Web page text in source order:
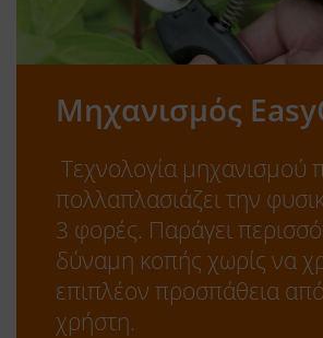
Μηχανισμός
Τεχνολογία μηχανισμού
πολλαπλασιάζει την
3 φορές. Παράγει
δύναμη κοπής χωρίς να
επιπλέον προσπάθεια
χρήστη.